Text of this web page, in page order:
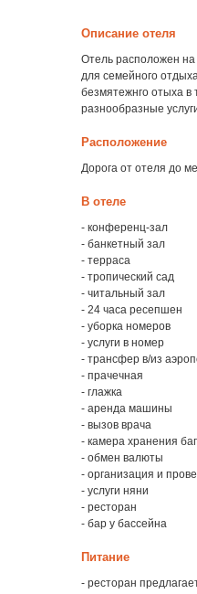
Описание отеля
Отель расположен
для семейного
безмятежнго отыха
разнообразные
Расположение
Дорога от отеля до
В отеле
- конференц-зал
- банкетный зал
- терраса
- тропический сад
- читальный зал
- 24 часа ресепшен
- уборка номеров
- услуги в номер
- трансфер в/из
- прачечная
- глажка
- аренда машины
- вызов врача
- камера хранения
- обмен валюты
- организация и
- услуги няни
- ресторан
- бар у бассейна
Питание
- ресторан